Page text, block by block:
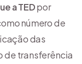
a TEDpor
número de
das
de transferência